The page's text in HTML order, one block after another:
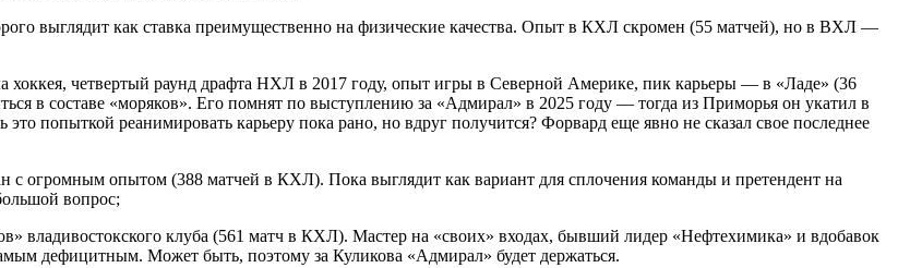
выглядит как ставка преимущественно на физические качества. Опыт в КХЛ скромен (55 матчей), но в ВХЛ —
четвертый раунд драфта НХЛ в 2017 году, опыт игры в Северной Америке, пик карьеры — в «Ладе» (36
в составе «моряков». Его помнят по выступлению за «Адмирал» в 2025 году — тогда из Приморья он укатил в
попыткой реанимировать карьеру пока рано, но вдруг получится? Форвард еще явно не сказал свое последнее
с огромным опытом (388 матчей в КХЛ). Пока выглядит как вариант для сплочения команды и претендент на
вопрос;
владивостокского клуба (561 матч в КХЛ). Мастер на «своих» входах, бывший лидер «Нефтехимика» и вдобавок
дефицитным. Может быть, поэтому за Куликова «Адмирал» будет держаться.